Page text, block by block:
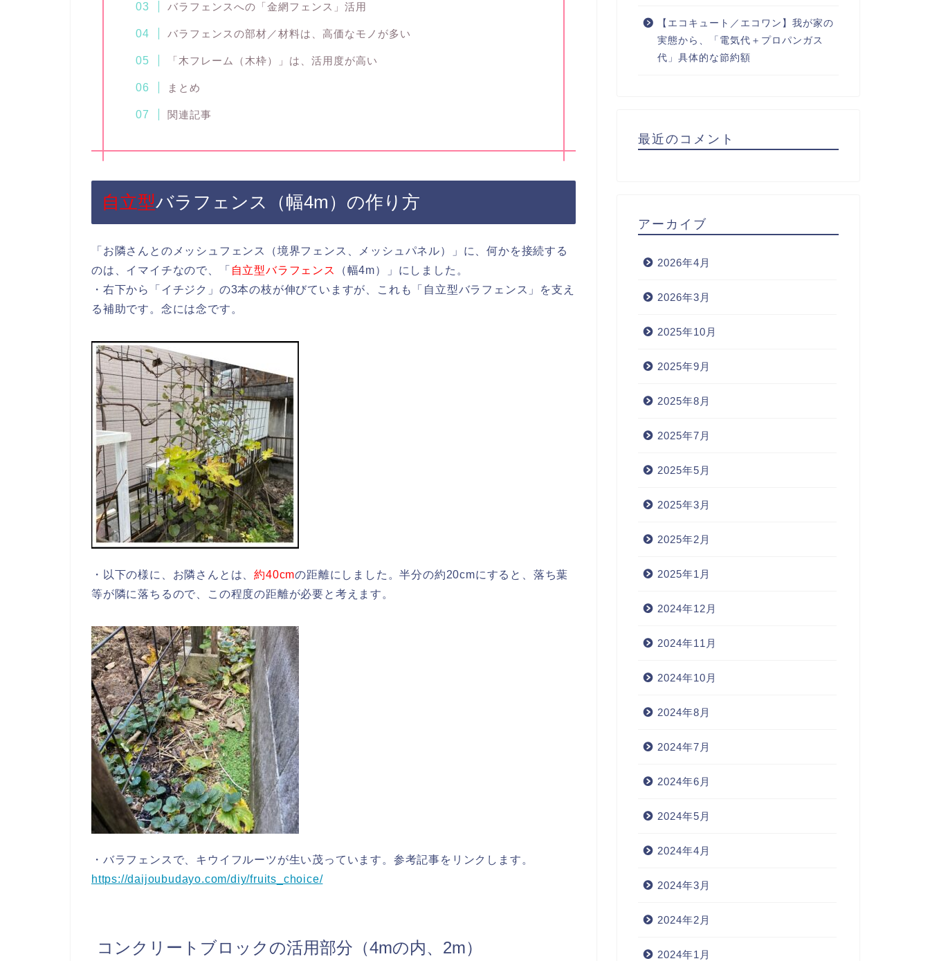
バラフェンスへの「金網フェンス」活用
バラフェンスの部材／材料は、高価なモノが多い
「木フレーム（木枠）」は、活用度が高い
まとめ
関連記事
自立型バラフェンス（幅4m）の作り方
「お隣さんとのメッシュフェンス（境界フェンス、メッシュパネル）」に、何かを接続する
のは、イマイチなので、「 自立型バラフェンス
（幅4m）」にしました。
・右下から「イチジク」の3本の枝が伸びていますが、これも「自立型バラフェンス」を支え
る補助です。念には念です。
・以下の様に、お隣さんとは、約40cmの距離にしました。半分の約20cmにすると、落ち葉
等が隣に落ちるので、この程度の距離が必要と考えます。
・バラフェンスで、キウイフルーツが生い茂っています。参考記事をリンクします。
https://daijoubudayo.com/diy/fruits_choice/
コンクリートブロックの活用部分（4mの内、2m）
【エコキュート／エコワン】我が家の
実態から、「電気代＋プロパンガス
代」具体的な節約額
最近のコメント
アーカイブ
2026年4月
2026年3月
2025年10月
2025年9月
2025年8月
2025年7月
2025年5月
2025年3月
2025年2月
2025年1月
2024年12月
2024年11月
2024年10月
2024年8月
2024年7月
2024年6月
2024年5月
2024年4月
2024年3月
2024年2月
2024年1月